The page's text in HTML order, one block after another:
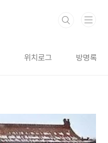
위치로그 방명록